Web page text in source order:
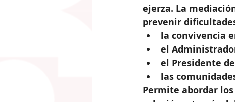
ejerza. La
prevenir
la convivencia
el
el Presidente
las
Permite abordar